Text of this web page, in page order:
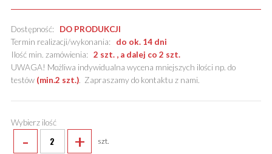
Dostępność: DO PRODUKCJI
Termin realizacji/wykonania: do ok. 14 dni
Ilość min. zamówienia: 2 szt. , a dalej co 2 szt.
UWAGA! Możliwa indywidualna wycena mniejszych ilości np. do
testów (min.2 szt.). Zapraszamy do kontaktu z nami.
Wybierz ilość
- + szt.